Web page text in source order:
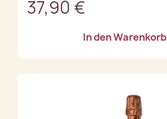
37,90 €
In den Warenkorb